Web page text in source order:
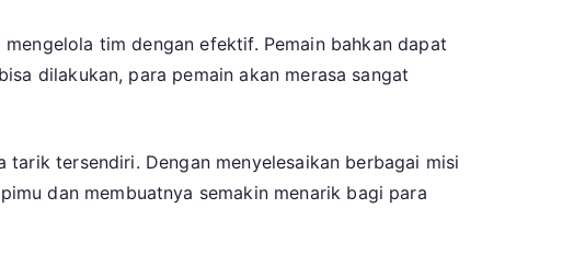
tim dengan efektif. Pemain bahkan dapat
dilakukan, para pemain akan merasa sangat
tersendiri. Dengan menyelesaikan berbagai misi
dan membuatnya semakin menarik bagi para